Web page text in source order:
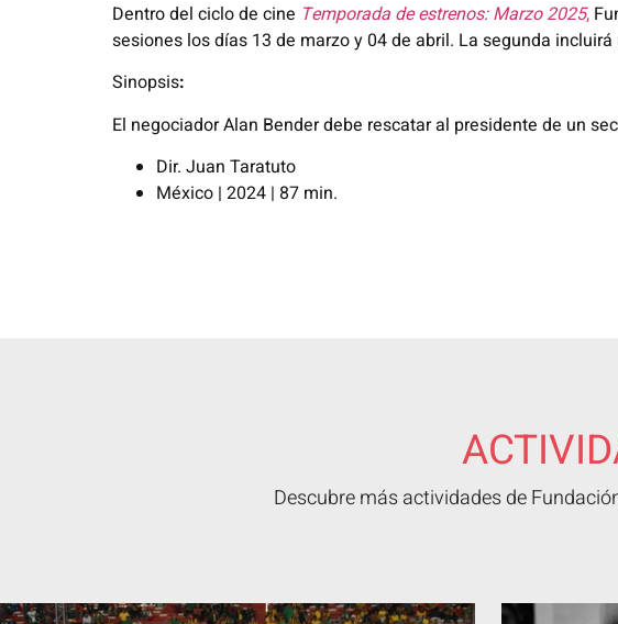
Dentro del ciclo de cine Temporada de estrenos: Marzo 2025,
sesiones los días 13 de marzo y 04 de abril. La segunda
Sinopsis:
El negociador Alan Bender debe rescatar al presidente de un
Dir. Juan Taratuto
México | 2024 | 87 min.
Descubre más actividades de